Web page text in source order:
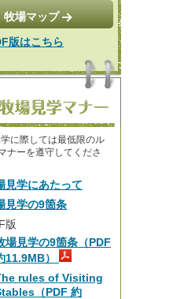
牧場マップ
版はこちら
に際しては最低限のル
ナーを遵守してくださ
見学にあたって
見学の9箇条
版
場見学の9箇条（PDF
11.9MB）
rules of Visiting
（PDF 約